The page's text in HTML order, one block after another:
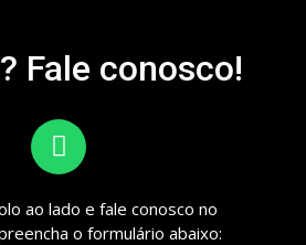
Fale conosco!
ao lado e fale conosco no
o formulário abaixo: